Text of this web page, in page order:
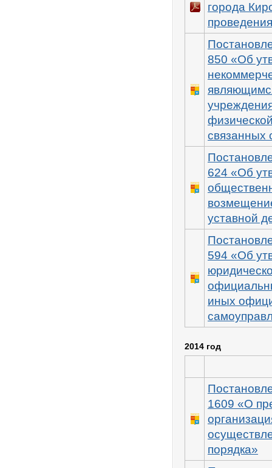
города
850 «Об
связанных
624 «Об
уставной
594 «Об
иных
2014 год
1609 «О
порядка»